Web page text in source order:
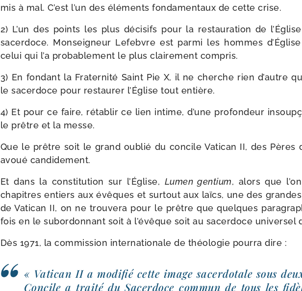
mis à mal. C’est l’un des élé­ments fon­da­men­taux de cette crise.
2) L’un des points les plus déci­sifs pour la res­tau­ra­tion de
sacer­doce. Monseigneur Lefebvre est par­mi les hommes
celui qui l’a pro­ba­ble­ment le plus clai­re­ment compris.
3) En fon­dant la Fraternité Saint Pie X, il ne cherche rien d’autre
le sacer­doce pour res­tau­rer l’Église tout entière.
4) Et pour ce faire, réta­blir ce lien intime, d’une pro­fon­deur
le prêtre et la messe.
Que le prêtre soit le grand oublié du concile Vatican II, des Pères
avoué candidement.
Et dans la consti­tu­tion sur l’Église, Lumen gen­tium, alors que
cha­pitres entiers aux évêques et sur­tout aux laïcs, une des
de Vatican II, on ne trou­ve­ra pour le prêtre que quelques
fois en le subor­don­nant soit à l’évêque soit au sacer­doce uni­ver­sel
Dès 1971, la com­mis­sion inter­na­tio­nale de théo­lo­gie pour­ra dire :
« Vatican II a modi­fié cette image sacer­do­tale sous
Concile a trai­té du Sacerdoce com­mun de tous les